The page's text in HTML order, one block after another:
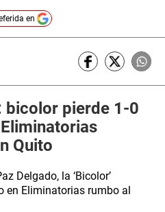
en
bicolor pierde 1-0
Quito
Delgado, la ‘Bicolor’
en Eliminatorias rumbo al